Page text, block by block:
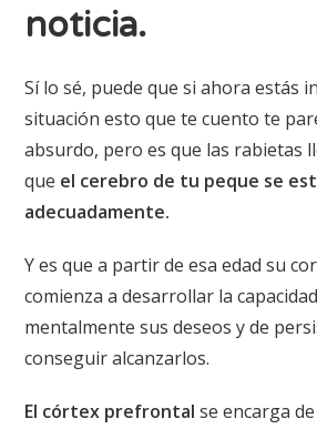
noticia.
Sí lo sé, puede que si ahora estás
situación esto que te cuento te
absurdo, pero es que las rabietas
que el cerebro de tu peque se
adecuadamente.
Y es que a partir de esa edad su
comienza a desarrollar la
mentalmente sus deseos y de
conseguir alcanzarlos.
El córtex prefrontal se encarga